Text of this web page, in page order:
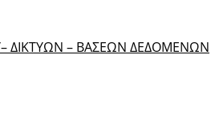
– ΒΑΣΕΩΝ ΔΕΔΟΜΕΝΩΝ